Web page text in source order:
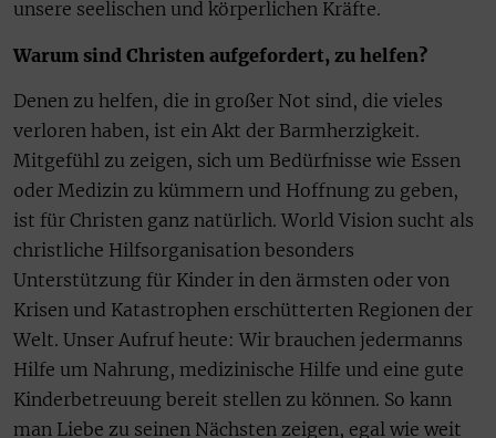
unsere seelischen und körperlichen Kräfte.
Warum sind Christen aufgefordert, zu helfen?
Denen zu helfen, die in großer Not sind, die vieles
verloren haben, ist ein Akt der Barmherzigkeit.
Mitgefühl zu zeigen, sich um Bedürfnisse wie Essen
oder Medizin zu kümmern und Hoffnung zu geben,
ist für Christen ganz natürlich. World Vision sucht als
christliche Hilfsorganisation besonders
Unterstützung für Kinder in den ärmsten oder von
Krisen und Katastrophen erschütterten Regionen der
Welt. Unser Aufruf heute: Wir brauchen jedermanns
Hilfe um Nahrung, medizinische Hilfe und eine gute
Kinderbetreuung bereit stellen zu können. So kann
man Liebe zu seinen Nächsten zeigen, egal wie weit